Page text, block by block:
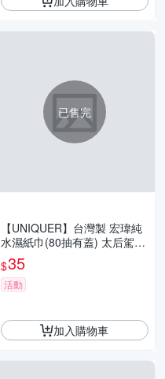
已售完
【UNIQUER】台灣製 宏瑋純
水濕紙巾(80抽有蓋) 太后駕到
純水濕巾 嬰兒濕紙巾 寶寶適
用 潔膚濕巾
$35
活動
加入購物車